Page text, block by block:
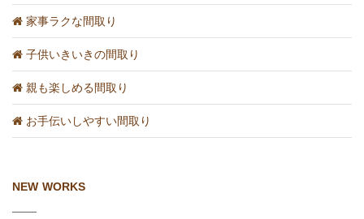
家事ラクな間取り
子供いきいきの間取り
親も楽しめる間取り
お手伝いしやすい間取り
NEW WORKS